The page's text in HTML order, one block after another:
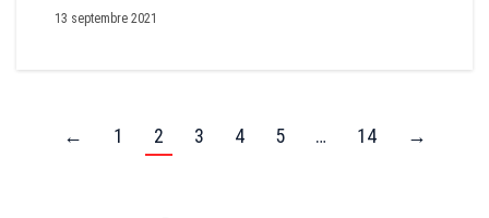
13 septembre 2021
← 1 2 3 4 5 … 14 →